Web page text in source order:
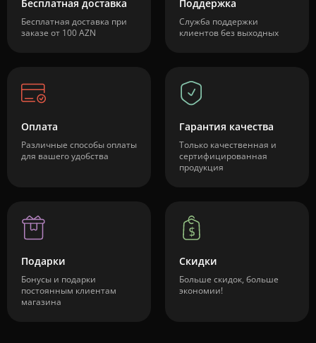
Бесплатная доставка
Бесплатная доставка при
заказе от 100 AZN
Поддержка
Служба поддержки
клиентов без выходных
Оплата
Различные способы оплаты
для вашего удобства
Гарантия качества
Только качественная и
сертифицированная
продукция
Подарки
Бонусы и подарки
постоянным клиентам
магазина
Скидки
Больше скидок, больше
экономии!